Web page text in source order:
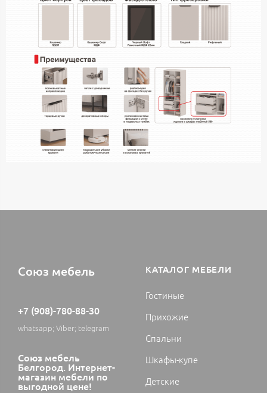
Союз мебель
+7 (908)-780-88-30
whatsapp; Viber; telegram
Союз мебель
Белгород. Интернет-
магазин мебели по
выгодной цене!
КАТАЛОГ МЕБЕЛИ
Гостиные
Прихожие
Спальни
Шкафы-купе
Детские